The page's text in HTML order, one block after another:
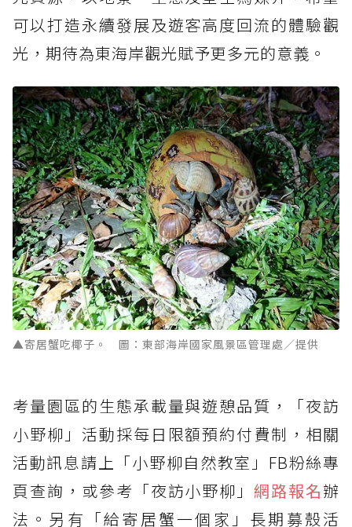
可以打造永續發展及遊客高度回流的體驗觀
光，期待為東海岸觀光賦予更多元的意義。
▲寄居蟹吃椰子。 圖：東部海岸國家風景區管理處／提供
考量園區的生態承載量與遊憩品質，「夜訪
小野柳」活動採每日限額預約付費制，相關
活動訊息請上「小野柳自然教室」FB粉絲專
頁查詢，或參考「夜訪小野柳」網路報名辦
法。另有「給寄居蟹一個家」長期募殼活